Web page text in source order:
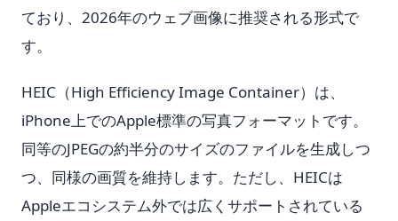
ており、2026年のウェブ画像に推奨される形式で
す。
HEIC（High Efficiency Image Container）は、
iPhone上でのApple標準の写真フォーマットです。
同等のJPEGの約半分のサイズのファイルを生成しつ
つ、同様の画質を維持します。ただし、HEICは
Appleエコシステム外では広くサポートされている